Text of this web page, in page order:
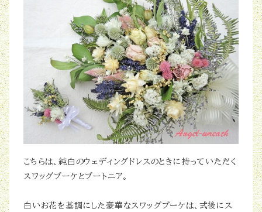
こちらは、純白のウェディングドレスのときに持っていただく
スワッグブーケとブートニア。
白いお花を基調にした豪華なスワッグブーケは、式後にス